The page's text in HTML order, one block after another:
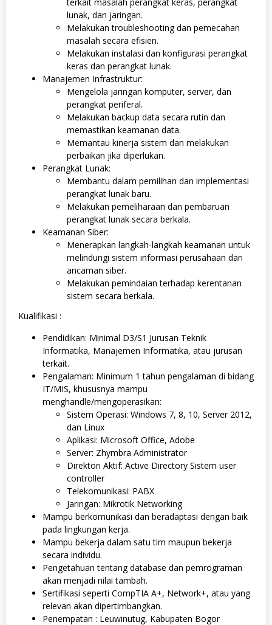
lunak, dan jaringan.
Melakukan troubleshooting dan pemecahan
masalah secara efisien.
Melakukan instalasi dan konfigurasi perangkat
keras dan perangkat lunak.
Manajemen Infrastruktur:
Mengelola jaringan komputer, server, dan
perangkat periferal.
Melakukan backup data secara rutin dan
memastikan keamanan data.
Memantau kinerja sistem dan melakukan
perbaikan jika diperlukan.
Perangkat Lunak:
Membantu dalam pemilihan dan implementasi
perangkat lunak baru.
Melakukan pemeliharaan dan pembaruan
perangkat lunak secara berkala.
Keamanan Siber:
Menerapkan langkah-langkah keamanan untuk
melindungi sistem informasi perusahaan dari
ancaman siber.
Melakukan pemindaian terhadap kerentanan
sistem secara berkala.
Kualifikasi :
Pendidikan: Minimal D3/S1 Jurusan Teknik
Informatika, Manajemen Informatika, atau jurusan
terkait.
Pengalaman: Minimum 1 tahun pengalaman di bidang
IT/MIS, khususnya mampu
menghandle/mengoperasikan:
Sistem Operasi: Windows 7, 8, 10, Server 2012,
dan Linux
Aplikasi: Microsoft Office, Adobe
Server: Zhymbra Administrator
Direktori Aktif: Active Directory Sistem user
controller
Telekomunikasi: PABX
Jaringan: Mikrotik Networking
Mampu berkomunikasi dan beradaptasi dengan baik
pada lingkungan kerja.
Mampu bekerja dalam satu tim maupun bekerja
secara individu.
Pengetahuan tentang database dan pemrograman
akan menjadi nilai tambah.
Sertifikasi seperti CompTIA A+, Network+, atau yang
relevan akan dipertimbangkan.
Penempatan : Leuwinutug, Kabupaten Bogor